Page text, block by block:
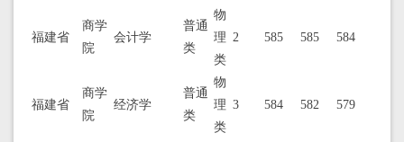
福建省
商学
院
会计学
普通
类
物
理
类
2 585 585 584
福建省
商学
院
经济学
普通
类
物
理
类
3 584 582 579